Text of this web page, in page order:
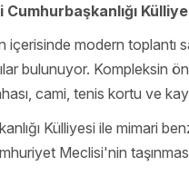
içerisinde modern
bulunuyor. Kompleksin
cami, tenis kortu ve
Külliyesi ile mimari
Meclisi'nin